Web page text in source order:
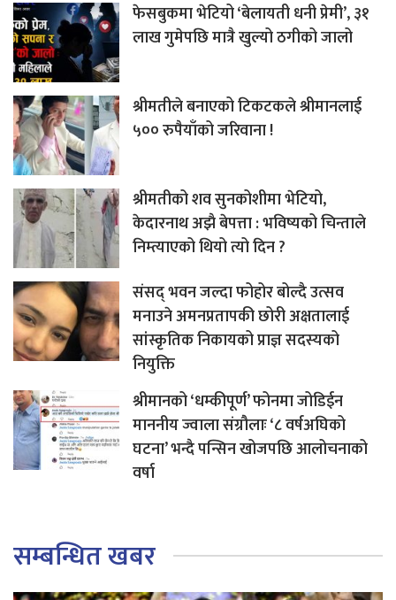
फेसबुकमा भेटियो ‘बेलायती धनी प्रेमी’, ३१
लाख गुमेपछि मात्रै खुल्यो ठगीको जालो
श्रीमतीले बनाएको टिकटकले श्रीमानलाई
५०० रुपैयाँको जरिवाना !
श्रीमतीको शव सुनकोशीमा भेटियो,
केदारनाथ अझै बेपत्ता : भविष्यको चिन्ताले
निम्त्याएको थियो त्यो दिन ?
संसद् भवन जल्दा फोहोर बोल्दै उत्सव
मनाउने अमनप्रतापकी छोरी अक्षतालाई
सांस्कृतिक निकायको प्राज्ञ सदस्यको
नियुक्ति
श्रीमानको ‘धम्कीपूर्ण’ फोनमा जोडिईन
माननीय ज्वाला संग्रौलाः ‘८ वर्षअघिको
घटना’ भन्दै पन्सिन खोजपछि आलोचनाको
वर्षा
सम्बन्धित खबर